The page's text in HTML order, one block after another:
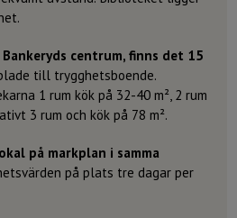
centrum, finns det 15
till trygghetsboende.
1 rum kök på 32-40 m², 2 rum
3 rum och kök på 78 m².
på markplan i samma
på plats tre dagar per